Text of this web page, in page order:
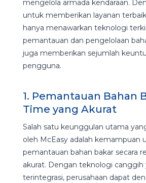
mengelola armada kendaraan.
untuk memberikan layanan
hanya menawarkan teknologi
pemantauan dan pengelolaan
juga memberikan sejumlah
pengguna.
1. Pemantauan Bahan
Time yang Akurat
Salah satu keunggulan utama
oleh McEasy adalah kemampuan
pemantauan bahan bakar secara
akurat. Dengan teknologi canggih
terintegrasi, perusahaan dapat